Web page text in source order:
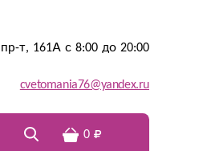
т, 161А с 8:00 до 20:00
cvetomania76@yandex.ru
0